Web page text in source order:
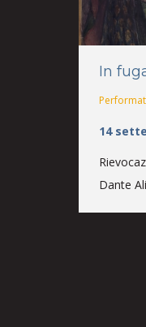
In
14
Dante